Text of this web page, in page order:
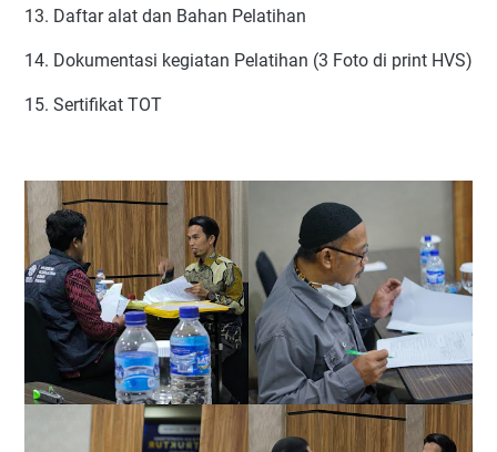
13. Daftar alat dan Bahan Pelatihan
14. Dokumentasi kegiatan Pelatihan (3 Foto di print HVS)
15. Sertifikat TOT